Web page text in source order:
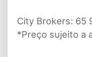
City Brokers: 65
*Preço sujeito a